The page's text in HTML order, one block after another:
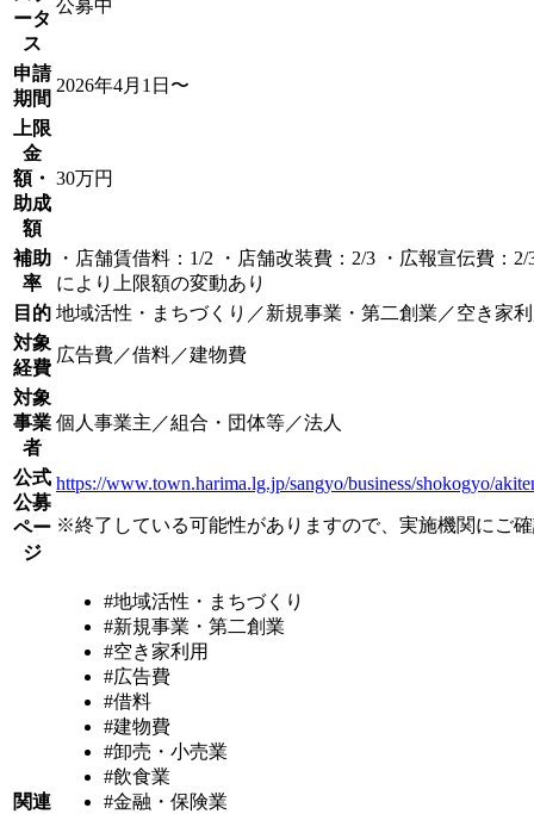
ータ
ス
公募中
申請
期間
2026年4月1日〜
上限
金
額・
助成
額
30万円
補助
率
・店舗賃借料：1/2 ・店舗改装費：2/3 ・広報宣伝費：
により上限額の変動あり
目的 地域活性・まちづくり／新規事業・第二創業／空き家
対象
経費
広告費／借料／建物費
対象
事業
者
個人事業主／組合・団体等／法人
公式
公募
ペー
ジ
https://www.town.harima.lg.jp/sangyo/business/shokogyo/
※終了している可能性がありますので、実施機関にご
関連
#地域活性・まちづくり
#新規事業・第二創業
#空き家利用
#広告費
#借料
#建物費
#卸売・小売業
#飲食業
#金融・保険業